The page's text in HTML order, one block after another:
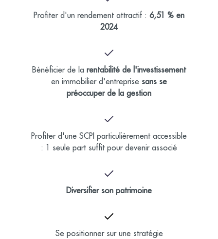
Profiter d'un rendement attractif : 6,51 % en
2024
Bénéficier de la rentabilité de l'investissement
en immobilier d'entreprise sans se
préoccuper de la gestion
Profiter d'une SCPI particulièrement accessible
: 1 seule part suffit pour devenir associé
Diversifier son patrimoine
Se positionner sur une stratégie